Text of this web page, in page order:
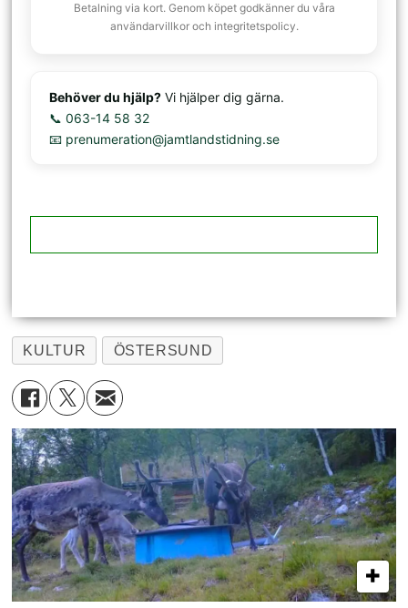
Betalning via kort. Genom köpet godkänner du våra
användarvillkor och integritetspolicy.
Behöver du hjälp? Vi hjälper dig gärna.
📞 063-14 58 32
📧 prenumeration@jamtlandstidning.se
KULTUR ÖSTERSUND